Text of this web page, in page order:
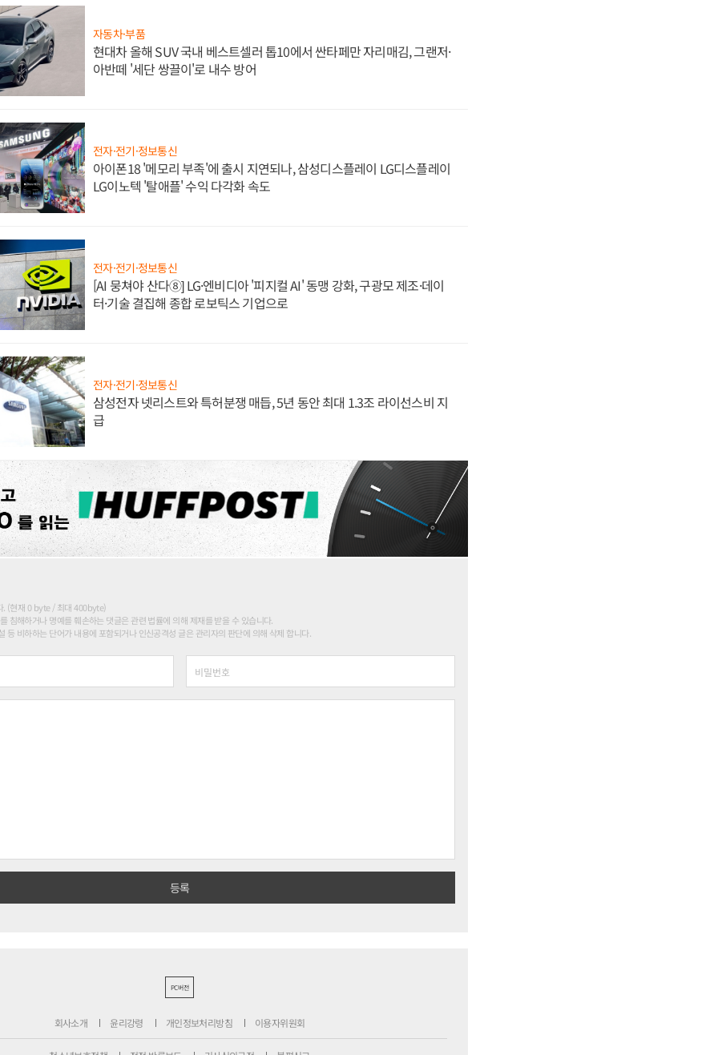
자동차·부품
현대차 올해 SUV 국내 베스트셀러 톱10에서 싼타페만 자리매김, 그랜저·
아반떼 '세단 쌍끌이'로 내수 방어
전자·전기·정보통신
아이폰18 '메모리 부족'에 출시 지연되나, 삼성디스플레이 LG디스플레이
LG이노텍 '탈애플' 수익 다각화 속도
전자·전기·정보통신
[AI 뭉쳐야 산다⑧] LG·엔비디아 '피지컬 AI' 동맹 강화, 구광모 제조·데이
터·기술 결집해 종합 로보틱스 기업으로
전자·전기·정보통신
삼성전자 넷리스트와 특허분쟁 매듭, 5년 동안 최대 1.3조 라이선스비 지
급
. (현재 0 byte / 최대 400byte)
침해하거나 명예를 훼손하는 댓글은 관련 법률에 의해 제재를 받을 수 있습니다.
등 비하하는 단어가 내용에 포함되거나 인신공격성 글은 관리자의 판단에 의해 삭제 합니다.
PC버전
회사소개 윤리강령 개인정보처리방침 이용자위원회